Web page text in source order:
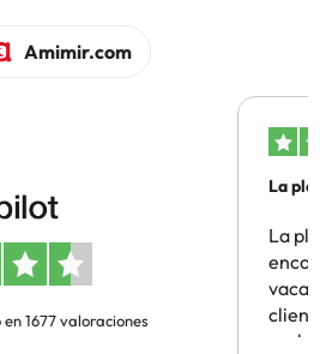
Amimir.com
1677 valoraciones
La
La